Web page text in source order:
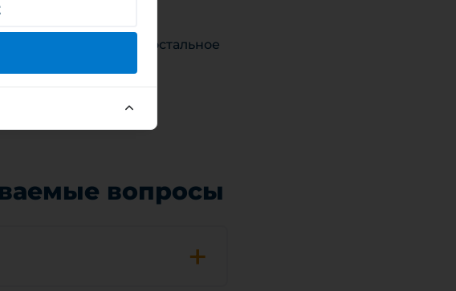
с 07:00 до 18:00, в остальное
вопросы
+